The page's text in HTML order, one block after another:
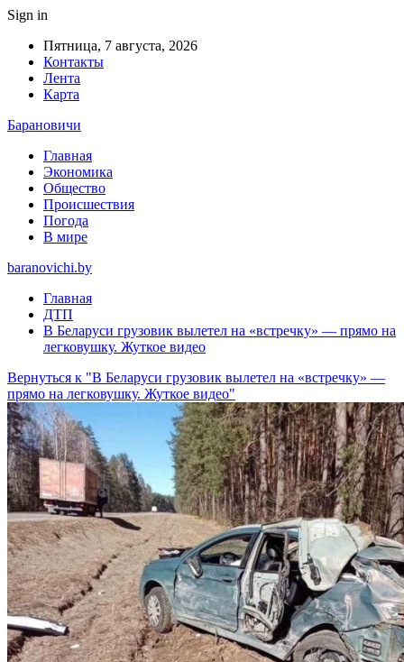
Sign in
Пятница, 7 августа, 2026
Контакты
Лента
Карта
Барановичи
Главная
Экономика
Общество
Происшествия
Погода
В мире
baranovichi.by
Главная
ДТП
В Беларуси грузовик вылетел на «встречку» — прямо на
легковушку. Жуткое видео
Вернуться к "В Беларуси грузовик вылетел на «встречку» —
прямо на легковушку. Жуткое видео"